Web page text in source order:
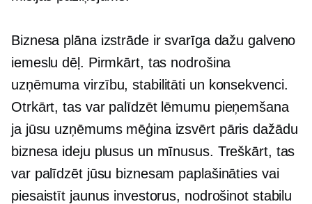
Biznesa plāna izstrāde ir svarīga dažu galveno
iemeslu dēļ. Pirmkārt, tas nodrošina
uzņēmuma virzību, stabilitāti un konsekvenci.
Otrkārt, tas var palīdzēt lēmumu pieņemšana
ja jūsu uzņēmums mēģina izsvērt pāris dažādu
biznesa ideju plusus un mīnusus. Treškārt, tas
var palīdzēt jūsu biznesam paplašināties vai
piesaistīt jaunus investorus, nodrošinot stabilu